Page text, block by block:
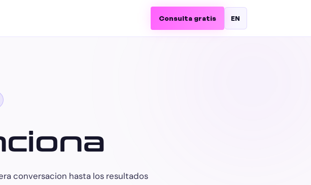
Consulta gratis EN
conversacion hasta los resultados